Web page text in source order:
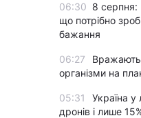
06:30 8 серпня:
що потрібно
бажання
06:27
Вражають
організми на
05:31
Україна у
дронів і лише